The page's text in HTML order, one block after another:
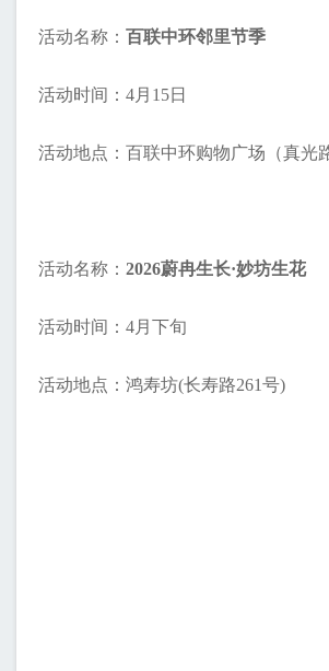
活动名称： 百联中环邻里节季
活动时间：4月15日
活动地点：百联中环购物广场（真光
活动名称： 2026蔚冉生长·妙坊生花
活动时间：4月下旬
活动地点：鸿寿坊(长寿路261号)